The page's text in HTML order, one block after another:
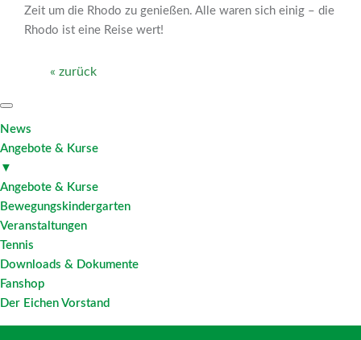
Zeit um die Rhodo zu genießen. Alle waren sich einig – die
Rhodo ist eine Reise wert!
« zurück
News
Angebote & Kurse
▼
Angebote & Kurse
Bewegungskindergarten
Veranstaltungen
Tennis
Downloads & Dokumente
Fanshop
Der Eichen Vorstand